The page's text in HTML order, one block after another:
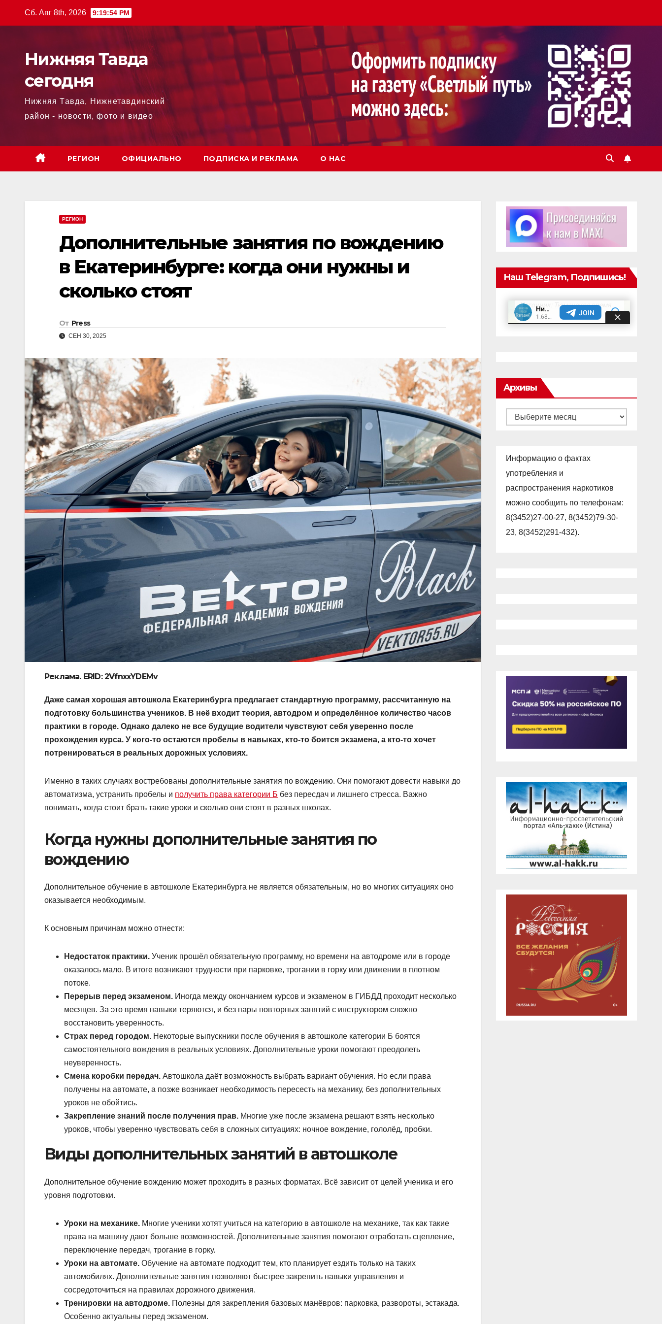
Сб. Авг 8th, 2026 9:19:56 PM
Нижняя Тавда
сегодня
Нижняя Тавда, Нижнетавдинский
район - новости, фото и видео
РЕГИОН ОФИЦИАЛЬНО ПОДПИСКА И РЕКЛАМА О НАС
РЕГИОН
Дополнительные занятия по вождению
в Екатеринбурге: когда они нужны и
сколько стоят
От Press
СЕН 30, 2025
Реклама. ERID: 2VfnxxYDEMv
Даже самая хорошая автошкола Екатеринбурга предлагает стандартную программу, рассчитанную на
подготовку большинства учеников. В неё входит теория, автодром и определённое количество часов
практики в городе. Однако далеко не все будущие водители чувствуют себя уверенно после
прохождения курса. У кого-то остаются пробелы в навыках, кто-то боится экзамена, а кто-то хочет
потренироваться в реальных дорожных условиях.
Именно в таких случаях востребованы дополнительные занятия по вождению. Они помогают довести навыки до
автоматизма, устранить пробелы и получить права категории Б без пересдач и лишнего стресса. Важно
понимать, когда стоит брать такие уроки и сколько они стоят в разных школах.
Когда нужны дополнительные занятия по
вождению
Дополнительное обучение в автошколе Екатеринбурга не является обязательным, но во многих ситуациях оно
оказывается необходимым.
К основным причинам можно отнести:
Недостаток практики. Ученик прошёл обязательную программу, но времени на автодроме или в городе
оказалось мало. В итоге возникают трудности при парковке, трогании в горку или движении в плотном
потоке.
Перерыв перед экзаменом. Иногда между окончанием курсов и экзаменом в ГИБДД проходит несколько
месяцев. За это время навыки теряются, и без пары повторных занятий с инструктором сложно
восстановить уверенность.
Страх перед городом. Некоторые выпускники после обучения в автошколе категории Б боятся
самостоятельного вождения в реальных условиях. Дополнительные уроки помогают преодолеть
неуверенность.
Смена коробки передач. Автошкола даёт возможность выбрать вариант обучения. Но если права
получены на автомате, а позже возникает необходимость пересесть на механику, без дополнительных
уроков не обойтись.
Закрепление знаний после получения прав. Многие уже после экзамена решают взять несколько
уроков, чтобы уверенно чувствовать себя в сложных ситуациях: ночное вождение, гололёд, пробки.
Виды дополнительных занятий в автошколе
Дополнительное обучение вождению может проходить в разных форматах. Всё зависит от целей ученика и его
уровня подготовки.
Уроки на механике. Многие ученики хотят учиться на категорию в автошколе на механике, так как такие
права на машину дают больше возможностей. Дополнительные занятия помогают отработать сцепление,
переключение передач, трогание в горку.
Уроки на автомате. Обучение на автомате подходит тем, кто планирует ездить только на таких
автомобилях. Дополнительные занятия позволяют быстрее закрепить навыки управления и
сосредоточиться на правилах дорожного движения.
Тренировки на автодроме. Полезны для закрепления базовых манёвров: парковка, развороты, эстакада.
Особенно актуальны перед экзаменом.
Наш Telegram, Подпишись!
Архивы
Архивы
Информацию о фактах
употребления и
распространения наркотиков
можно сообщить по телефонам:
8(3452)27-00-27, 8(3452)79-30-
23, 8(3452)291-432).